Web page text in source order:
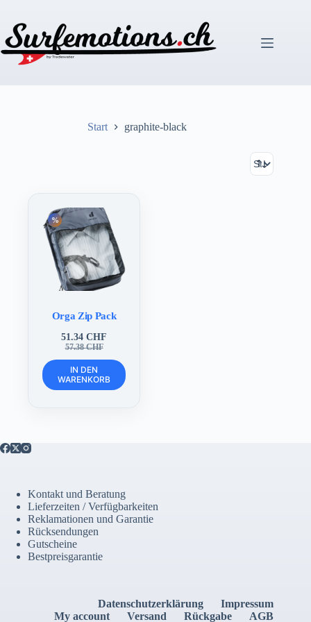
springen
Start graphite-black
Orga Zip Pack
57.38CHF
Ursprünglicher
Preis
war:
57.38 CHF
51.34CHF
Aktueller
Preis
ist:
51.34 CHF.
IN DEN
WARENKORB
Kontakt und Beratung
Lieferzeiten / Verfügbarkeiten
Reklamationen und Garantie
Rücksendungen
Gutscheine
Bestpreisgarantie
Datenschutzerklärung
Impressum
My account
Versand Rückgabe AGB